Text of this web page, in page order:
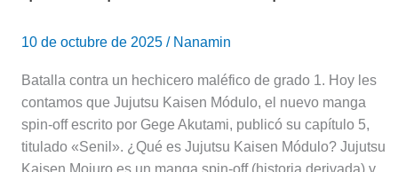
10 de octubre de 2025 / Nanamin
Batalla contra un hechicero maléfico de grado 1. Hoy les
contamos que Jujutsu Kaisen Módulo, el nuevo manga
spin-off escrito por Gege Akutami, publicó su capítulo 5,
titulado «Senil». ¿Qué es Jujutsu Kaisen Módulo? Jujutsu